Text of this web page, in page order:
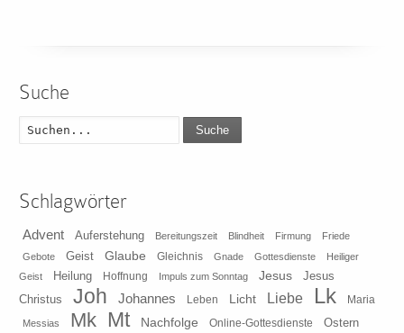
Suche
Suche
Schlagwörter
Advent Auferstehung Bereitungszeit Blindheit Firmung
Friede
Gebote
Geist Glaube Gleichnis Gnade Gottesdienste
Heiliger
Geist
Heilung Hoffnung Impuls zum Sonntag Jesus
Jesus
Christus
Joh Johannes Leben Licht Liebe Lk Maria
Messias Mk Mt Nachfolge Online-Gottesdienste Ostern